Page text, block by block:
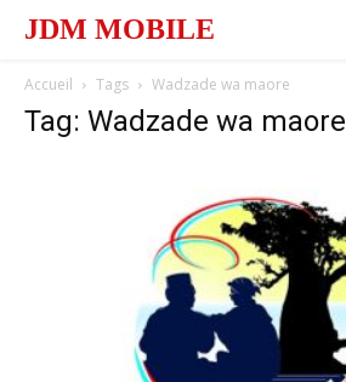
JDM MOBILE
Accueil Tags Wadzade wa maore
Tag: Wadzade wa maore